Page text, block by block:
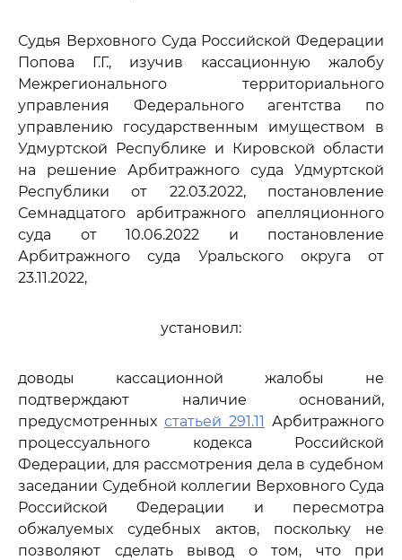
Судья Верховного Суда Российской Федерации
Попова Г.Г., изучив кассационную жалобу
Межрегионального территориального
управления Федерального агентства по
управлению государственным имуществом в
Удмуртской Республике и Кировской области
на решение Арбитражного суда Удмуртской
Республики от 22.03.2022, постановление
Семнадцатого арбитражного апелляционного
суда от 10.06.2022 и постановление
Арбитражного суда Уральского округа от
23.11.2022,
установил:
доводы кассационной жалобы не
подтверждают наличие оснований,
предусмотренных статьей 291.11 Арбитражного
процессуального кодекса Российской
Федерации, для рассмотрения дела в судебном
заседании Судебной коллегии Верховного Суда
Российской Федерации и пересмотра
обжалуемых судебных актов, поскольку не
позволяют сделать вывод о том, что при